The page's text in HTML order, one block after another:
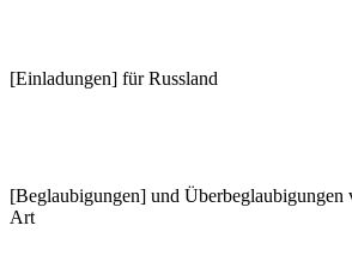
[Einladungen] für Russland
[Beglaubigungen] und Überbeglaubigungen
Art